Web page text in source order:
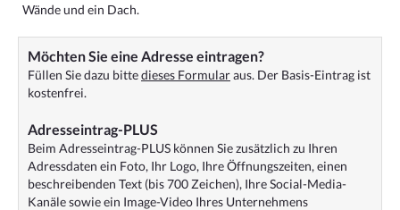
Wände und ein Dach.
Möchten Sie eine Adresse eintragen?
Füllen Sie dazu bittedieses Formularaus. Der Basis-Eintrag ist
kostenfrei.
Adresseintrag-PLUS
Beim Adresseintrag-PLUS können Sie zusätzlich zu Ihren
Adressdaten ein Foto, Ihr Logo, Ihre Öffnungszeiten, einen
beschreibenden Text (bis 700 Zeichen), Ihre Social-Media-
Kanäle sowie ein Image-Video Ihres Unternehmens